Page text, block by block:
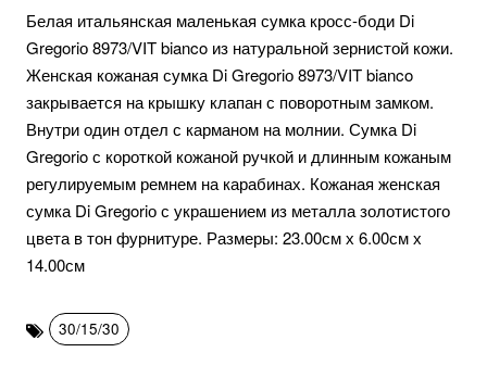
Белая итальянская маленькая сумка кросс-боди Di
Gregoriо 8973/VIT bianco из натуральной зернистой кожи.
Женская кожаная сумка Di Gregoriо 8973/VIT bianco
закрывается на крышку клапан с поворотным замком.
Внутри один отдел с карманом на молнии. Сумка Di
Gregorio с короткой кожаной ручкой и длинным кожаным
регулируемым ремнем на карабинах. Кожаная женская
сумка Di Gregoriо с украшением из металла золотистого
цвета в тон фурнитуре. Размеры: 23.00см х 6.00см х
14.00см
30/15/30